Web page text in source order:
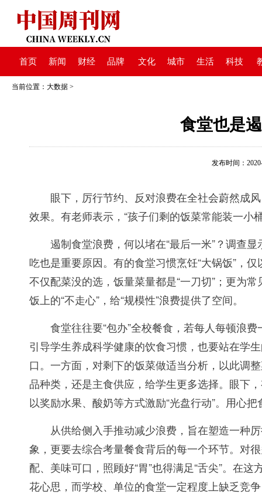
首页 新闻 财经 品牌 文化 城市 生活 科技
当前位置： 大数据 >
食堂也是
发布时间：
眼下，厉行节约、反对浪费在全社会蔚然成风
效果。有老师表示，“孩子们剩的饭菜常能装一小
遏制食堂浪费，何以堵在“最后一米”？调查显
吃也是重要原因。有的食堂习惯烹饪“大锅饭”，
不仅配菜没的选，饭量菜量都是“一刀切”；更为
饭上的“不走心”，给“规模性”浪费提供了空间。
食堂往往要“包办”全校餐食，若每人每顿浪费
引导学生养成科学健康的饮食习惯，也要站在学
口。一方面，对剩下的饭菜做适当分析，以此调
品种类，还是主食供应，给学生更多选择。眼下
以奖励水果、酸奶等方式激励“光盘行动”。用心
从供给侧入手推动减少浪费，旨在塑造一种厉
象，更要去综合考量餐食背后的每一个环节。对
配、美味可口，照顾好“胃”也得满足“舌尖”。在
花心思，而学校、单位的食堂一定程度上缺乏竞